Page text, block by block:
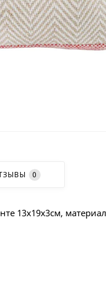
0
13х19х3см,